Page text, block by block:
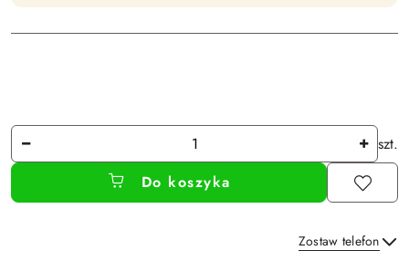
Ilość
szt.
Do koszyka
Zostaw telefon